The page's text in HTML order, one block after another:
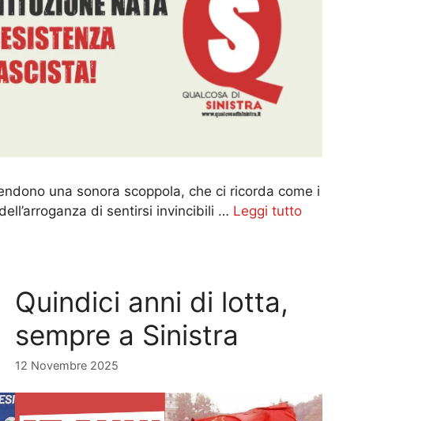
una sonora scoppola, che ci ricorda come i
di sentirsi invincibili … Leggi tutto
Quindici anni di lotta,
sempre a Sinistra
12 Novembre 2025